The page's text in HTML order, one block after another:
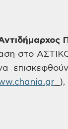
στο
),